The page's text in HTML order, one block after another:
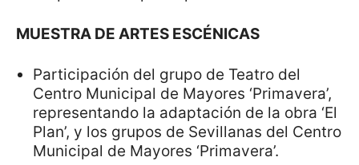
MUESTRA DE ARTES ESCÉNICAS
Participación del grupo de Teatro del
Centro Municipal de Mayores ‘Primavera’,
representando la adaptación de la obra ‘El
Plan’, y los grupos de Sevillanas del Centro
Municipal de Mayores ‘Primavera’.